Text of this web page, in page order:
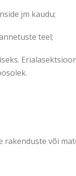
jm kaudu;
teel;
rakenduste või